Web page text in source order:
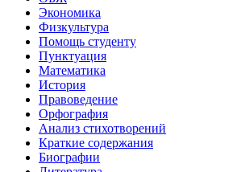
Экономика
Физкультура
Помощь студенту
Пунктуация
Математика
История
Правоведение
Орфография
Анализ стихотворений
Краткие содержания
Биографии